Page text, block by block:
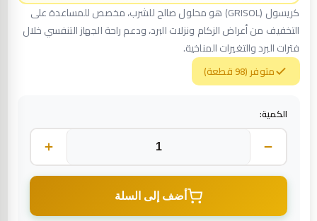
كريسول (GRISOL) هو محلول صالح للشرب، مخصص للمساعدة على
التخفيف من أعراض الزكام ونزلات البرد، ودعم راحة الجهاز التنفسي خلال
فترات البرد والتغيرات المناخية.
متوفر (98 قطعة)
الكمية:
أضف إلى السلة